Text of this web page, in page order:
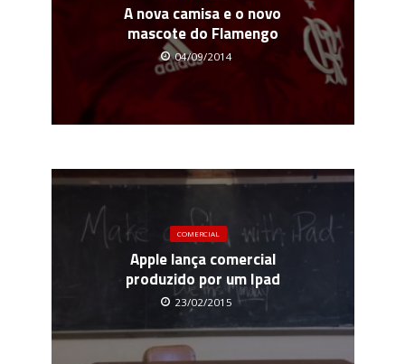
A nova camisa e o novo
mascote do Flamengo
04/09/2014
COMERCIAL
Apple lança comercial
produzido por um Ipad
23/02/2015